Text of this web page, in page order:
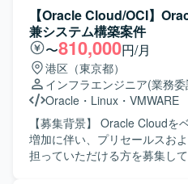
構築作業を担当していただき
セキュリティ、権限管理など
を行い、IaC（Infrastructure
針に基づき、設定内容の整理
ただきます。 Azure Policy や
について、設計内容への反映
に、詳細設計書や設定パラメ
ュメントの作成も行っていた
との技術的な調整を行い、設
ー対応を通じて、Azure基盤と
【Oracle Cloud/OCI】
兼システム構築案件
〜810,000円/月
港区（東京都）
インフラエンジニア(業務
Oracle ・ Linux ・ VMWARE
【募集背景】 Oracle Cloudを
増加に伴い、プリセールスお
担っていただける方を募集しております